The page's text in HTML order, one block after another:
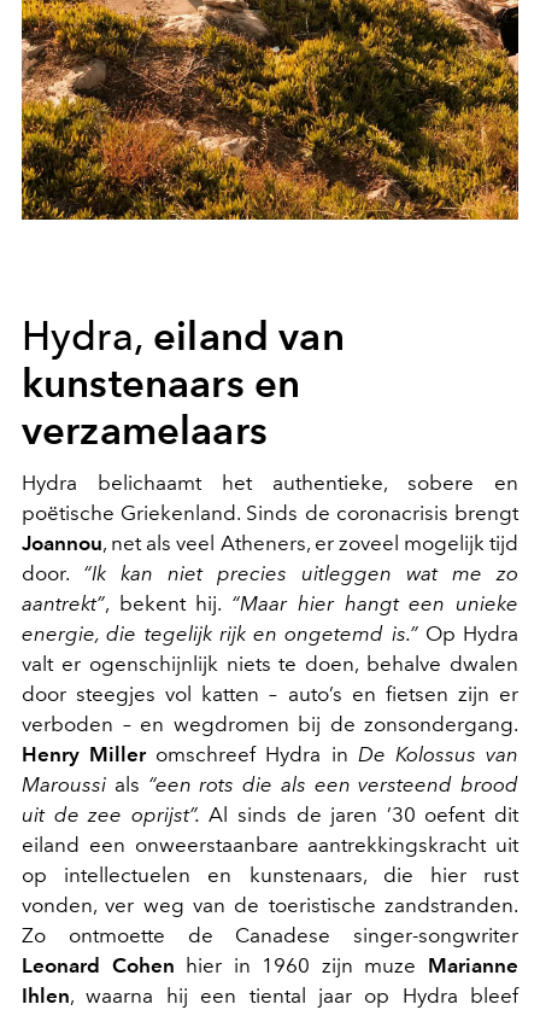
Hydra, eiland van
kunstenaars en
verzamelaars
Hydra belichaamt het authentieke, sobere en
poëtische Griekenland. Sinds de coronacrisis brengt
Joannou, net als veel Atheners, er zoveel mogelijk tijd
door. “Ik kan niet precies uitleggen wat me zo
aantrekt”, bekent hij. “Maar hier hangt een unieke
energie, die tegelijk rijk en ongetemd is.” Op Hydra
valt er ogenschijnlijk niets te doen, behalve dwalen
door steegjes vol katten – auto’s en fietsen zijn er
verboden – en wegdromen bij de zonsondergang.
Henry Milleromschreef Hydra in De Kolossus van
Maroussi als “een rots die als een versteend brood
uit de zee oprijst”. Al sinds de jaren ’30 oefent dit
eiland een onweerstaanbare aantrekkingskracht uit
op intellectuelen en kunstenaars, die hier rust
vonden, ver weg van de toeristische zandstranden.
Zo ontmoette de Canadese singer-songwriter
Leonard Cohen hier in 1960 zijn muze Marianne
Ihlen, waarna hij een tiental jaar op Hydra bleef